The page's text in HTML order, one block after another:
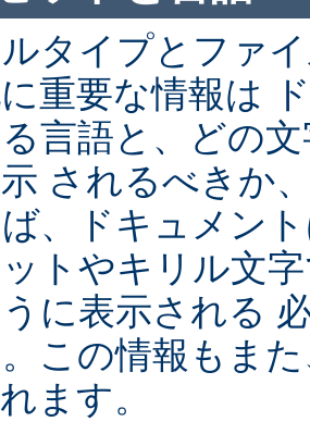
タイプとファ
重要な情報は
言語と、どの
されるべきか
、ドキュメン
トやキリル文
に表示される
この情報もま
ます。